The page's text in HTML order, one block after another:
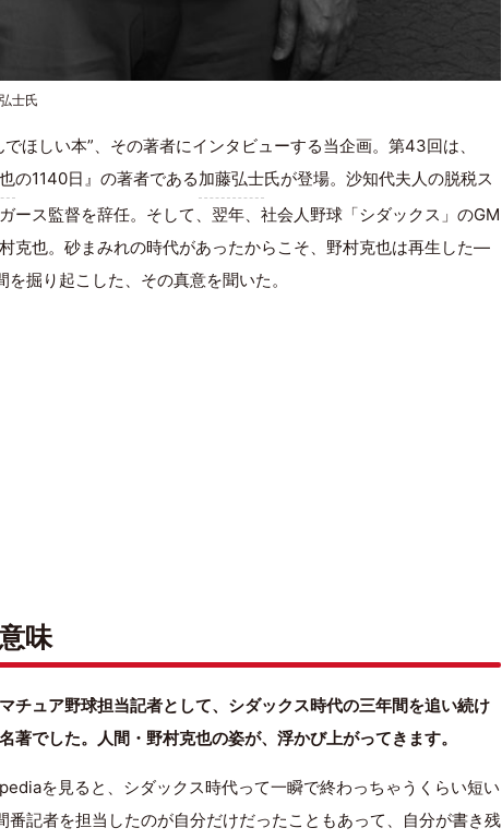
士氏
ほしい本”、その著者にインタビューする当企画。第43回は、
の1140日』の著者である加藤弘士氏が登場。沙知代夫人の脱税ス
ース監督を辞任。そして、翌年、社会人野球「シダックス」のGM
克也。砂まみれの時代があったからこそ、野村克也は再生した―
掘り起こした、その真意を聞いた。
味
チュア野球担当記者として、シダックス時代の三年間を追い続け
著でした。人間・野村克也の姿が、浮かび上がってきます。
を見ると、シダックス時代って一瞬で終わっちゃうくらい短い
番記者を担当したのが自分だけだったこともあって、自分が書き残